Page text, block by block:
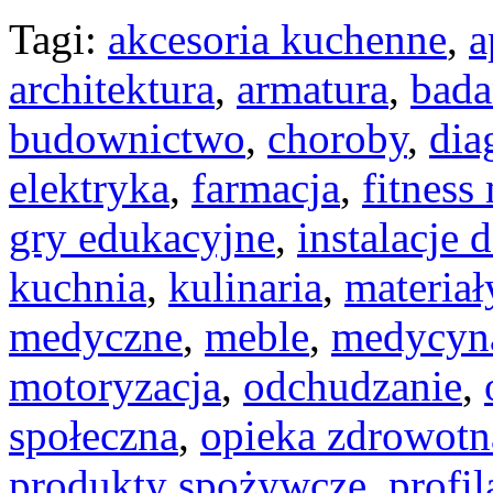
Tagi: akcesoria kuchenne,
architektura, armatura,
budownictwo, choroby,
elektryka, farmacja, fitness
gry edukacyjne, instalacje
kuchnia, kulinaria,
medyczne, meble,
motoryzacja, odchudzanie,
społeczna, opieka